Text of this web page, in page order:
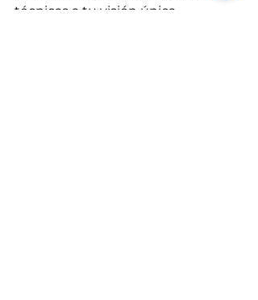
técnicas a tu visión única.